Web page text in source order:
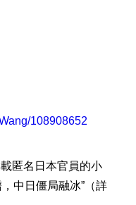
108908652
匿名日本官員的小
中日僵局融冰”（詳